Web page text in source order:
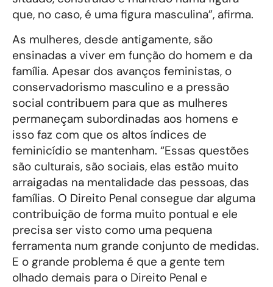
que, no caso, é uma figura masculina”, afirma.
As mulheres, desde antigamente, são
ensinadas a viver em função do homem e da
família. Apesar dos avanços feministas, o
conservadorismo masculino e a pressão
social contribuem para que as mulheres
permaneçam subordinadas aos homens e
isso faz com que os altos índices de
feminicídio se mantenham. “Essas questões
são culturais, são sociais, elas estão muito
arraigadas na mentalidade das pessoas, das
famílias. O Direito Penal consegue dar alguma
contribuição de forma muito pontual e ele
precisa ser visto como uma pequena
ferramenta num grande conjunto de medidas.
E o grande problema é que a gente tem
olhado demais para o Direito Penal e